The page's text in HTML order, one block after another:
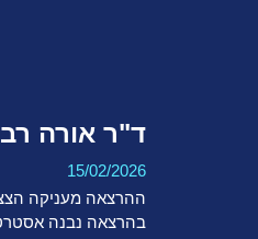
ד"ר אורה
15/02/2026
ההרצאה מעניקה
בהרצאה נבנה